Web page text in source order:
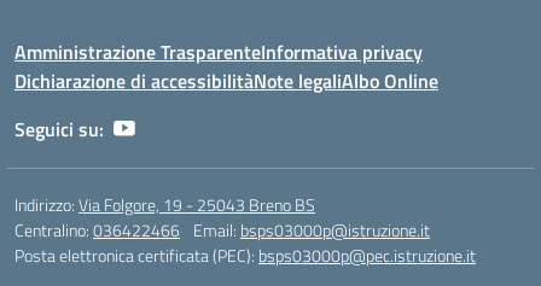
Amministrazione TrasparenteInformativa privacy
Dichiarazione di accessibilitàNote legaliAlbo Online
Seguici su:
Indirizzo:Via Folgore, 19 - 25043 Breno BS
Centralino:036422466 Email: bsps03000p@istruzione.it
Posta elettronica certificata (PEC): bsps03000p@pec.istruzione.it